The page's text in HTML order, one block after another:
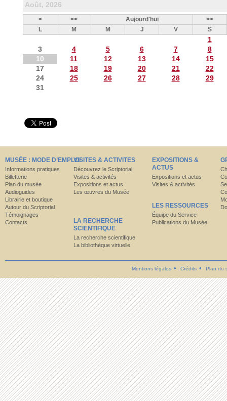
Août, 2026
< << Aujourd'hui
>>
L
M M J V S
1
3
4 5 6 7
8
10
11 12 13 14
15
17
18 19 20 21
22
24
25 26 27 28
29
31
MUSÉE : MODE D’EMPLOI
Informations pratiques
Billetterie
Plan du musée
Audioguides
Librairie et boutique
Autour du Scriptorial
Témoignages
Contacts
VISITES & ACTIVITES
Découvrez le Scriptorial
Visites & activités
Expositions et actus
Les œuvres du Musée
LA RECHERCHE
SCIENTIFIQUE
La recherche scientifique
La bibliothèque virtuelle
EXPOSITIONS &
ACTUS
Expositions et actus
Visites & activités
LES RESSOURCES
Équipe du Service
Publications du Musée
Mentions légales Crédits Plan du